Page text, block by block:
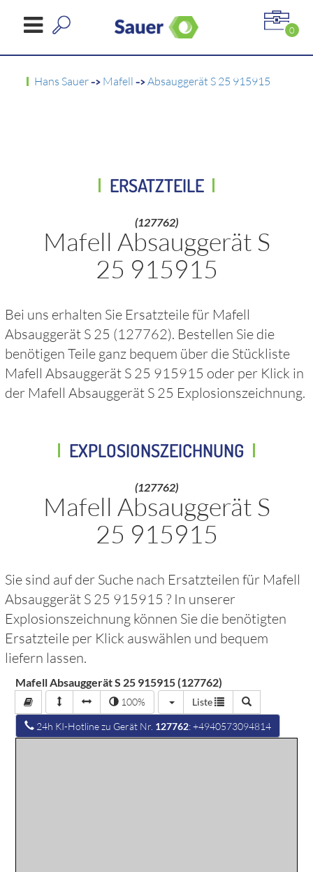
0
Hans Sauer-> Mafell ->Absauggerät S 25 915915
ERSATZTEILE
(127762)
Mafell Absauggerät S
25 915915
Bei uns erhalten Sie Ersatzteile für Mafell
Absauggerät S 25 (127762). Bestellen Sie die
benötigen Teile ganz bequem über die Stückliste
Mafell Absauggerät S 25 915915 oder per Klick in
der Mafell Absauggerät S 25 Explosionszeichnung.
EXPLOSIONSZEICHNUNG
(127762)
Mafell Absauggerät S
25 915915
Sie sind auf der Suche nach Ersatzteilen für Mafell
Absauggerät S 25 915915? In unserer
Explosionszeichnung können Sie die benötigten
Ersatzteile per Klick auswählen und bequem
liefern lassen.
Mafell Absauggerät S 25 915915 (127762)
100% Liste
24h KI-Hotline zu Gerät Nr. 127762: +4940573094814